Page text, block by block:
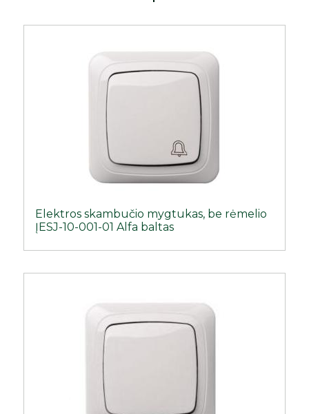
Elektros skambučio mygtukas, be rėmelio
ĮESJ-10-001-01 Alfa baltas